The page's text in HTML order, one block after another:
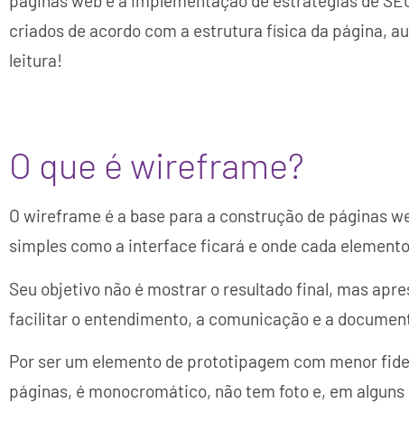
criados de acordo com a estrutura física da página,
leitura!
O que é wireframe?
O wireframe é a base para a construção de páginas
simples como a interface ficará e onde cada
Seu objetivo não é mostrar o resultado final, mas
facilitar o entendimento, a comunicação e a
Por ser um elemento de prototipagem com menor
páginas, é monocromático, não tem foto e, em